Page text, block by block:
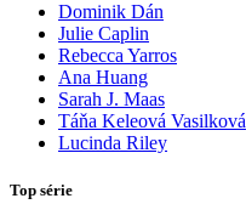
Dominik Dán
Julie Caplin
Rebecca Yarros
Ana Huang
Sarah J. Maas
Táňa Keleová Vasilková
Lucinda Riley
Top série